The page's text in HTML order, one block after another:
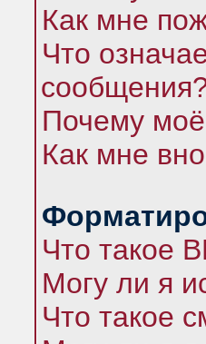
Как мне
Что
Почему
Как мне
Что такое
Могу ли я
Что такое